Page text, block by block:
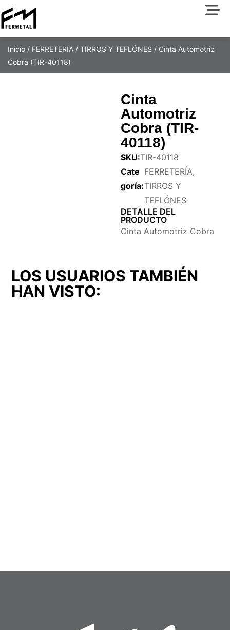
Inicio / FERRETERÍA / TIRROS Y TEFLÓNES / Cinta Automotriz
Cobra (TIR-40118)
Cinta
Automotriz
Cobra (TIR-
40118)
SKU:TIR-40118
Cate
goría:
FERRETERÍA,
TIRROS Y
TEFLÓNES
DETALLE DEL
PRODUCTO
Cinta Automotriz Cobra
LOS USUARIOS TAMBIÉN
HAN VISTO: